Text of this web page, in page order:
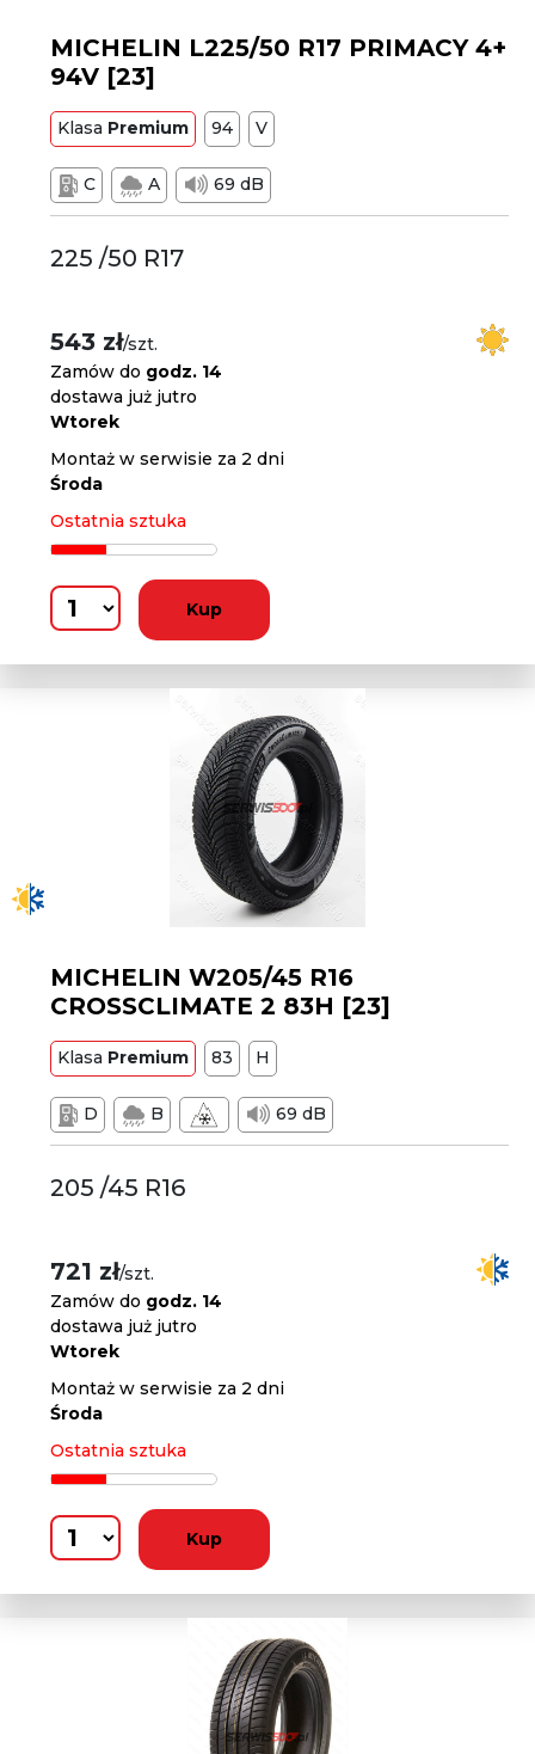
MICHELIN L225/50 R17 PRIMACY 4+
94V [23]
Klasa Premium 94 V
C A 69 dB
225 /50 R17
543 zł/szt.
Zamów do godz. 14
dostawa już jutro
Wtorek
Montaż w serwisie za 2 dni
Środa
Ostatnia sztuka
Kup
MICHELIN W205/45 R16
CROSSCLIMATE 2 83H [23]
Klasa Premium 83 H
D B 69 dB
205 /45 R16
721 zł/szt.
Zamów do godz. 14
dostawa już jutro
Wtorek
Montaż w serwisie za 2 dni
Środa
Ostatnia sztuka
Kup